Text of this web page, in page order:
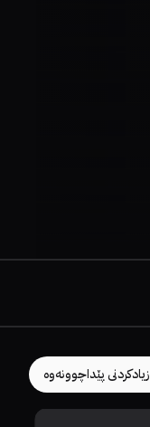
زیادکردنی پێداچوونەوە